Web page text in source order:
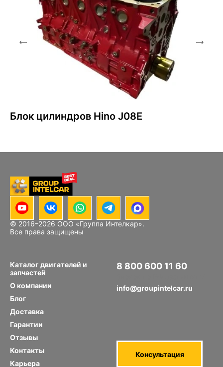
Блок цилиндров Hino J08E
© 2016–2026 ООО «Группа Интелкар».
Все права защищены
Каталог двигателей и
запчастей
О компании
Блог
Доставка
Гарантии
Отзывы
Контакты
Карьера
8 800 600 11 60
info@groupintelcar.ru
Консультация